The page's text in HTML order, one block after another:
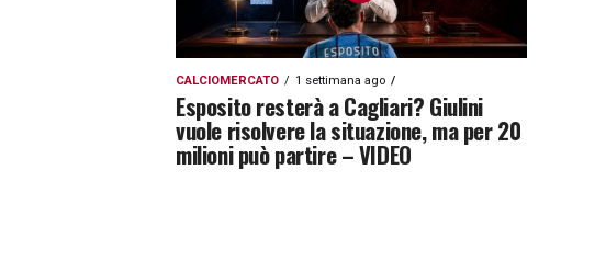
CALCIOMERCATO 1 settimana ago
Esposito resterà a Cagliari? Giulini
vuole risolvere la situazione, ma per 20
milioni può partire – VIDEO